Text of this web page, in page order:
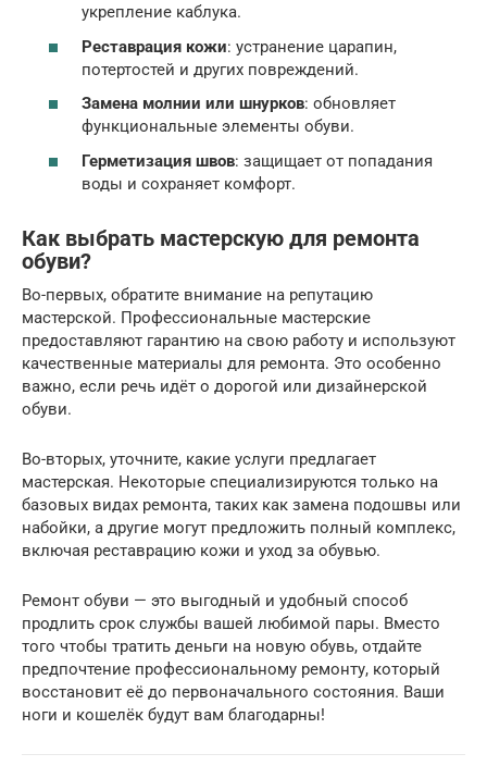
укрепление каблука.
Реставрация кожи: устранение царапин,
потертостей и других повреждений.
Замена молнии или шнурков: обновляет
функциональные элементы обуви.
Герметизация швов: защищает от попадания
воды и сохраняет комфорт.
Как выбрать мастерскую для ремонта
обуви?
Во-первых, обратите внимание на репутацию
мастерской. Профессиональные мастерские
предоставляют гарантию на свою работу и используют
качественные материалы для ремонта. Это особенно
важно, если речь идёт о дорогой или дизайнерской
обуви.
Во-вторых, уточните, какие услуги предлагает
мастерская. Некоторые специализируются только на
базовых видах ремонта, таких как замена подошвы или
набойки, а другие могут предложить полный комплекс,
включая реставрацию кожи и уход за обувью.
Ремонт обуви — это выгодный и удобный способ
продлить срок службы вашей любимой пары. Вместо
того чтобы тратить деньги на новую обувь, отдайте
предпочтение профессиональному ремонту, который
восстановит её до первоначального состояния. Ваши
ноги и кошелёк будут вам благодарны!